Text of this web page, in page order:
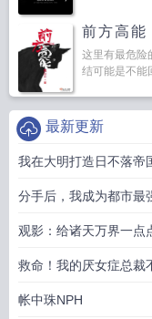
前方高能
这里有最危险
结可能是不能
最新更新
我在大明打造日不落帝
分手后，我成为都市最
观影：给诸天万界一点
救命！我的厌女症总裁
帐中珠NPH